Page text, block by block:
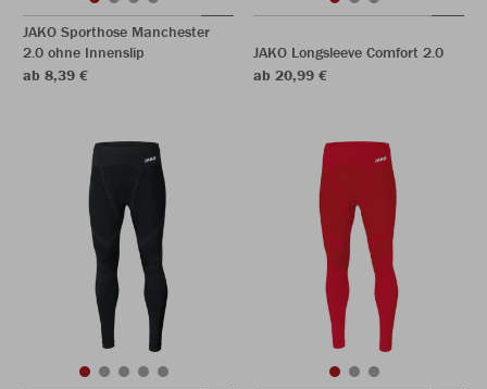
JAKO Sporthose Manchester
2.0 ohne Innenslip
ab 8,39 €
JAKO Longsleeve Comfort 2.0
ab 20,99 €